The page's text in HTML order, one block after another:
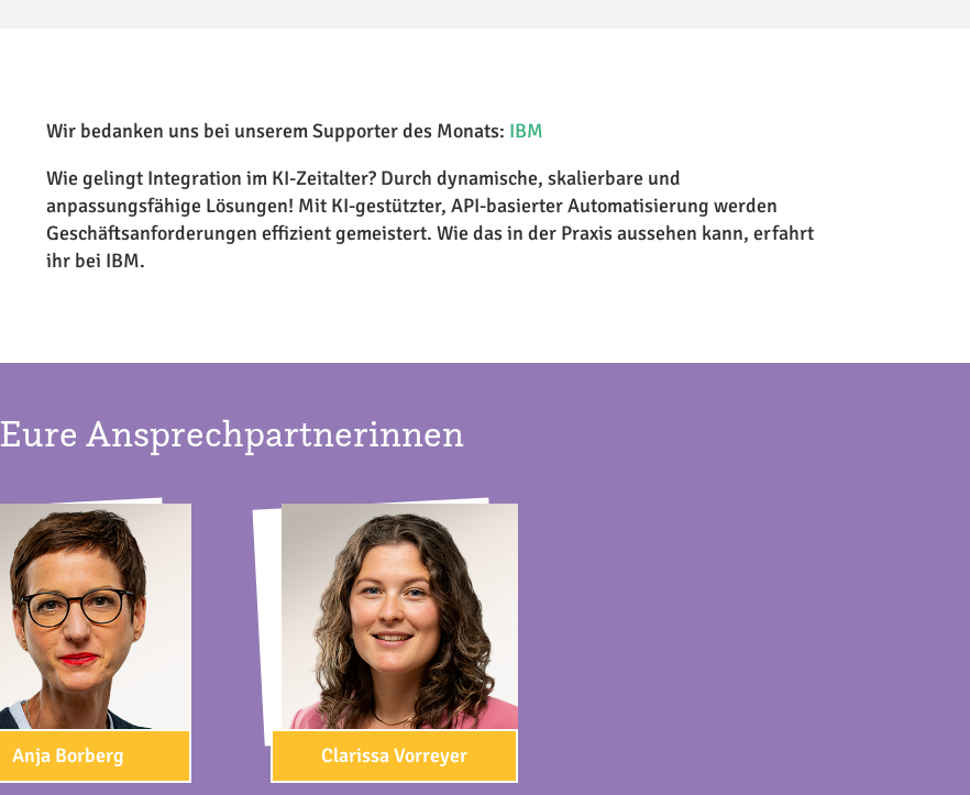
Wir bedanken uns bei unserem Supporter des Monats: IBM
Wie gelingt Integration im KI-Zeitalter? Durch dynamische, skalierbare und
anpassungsfähige Lösungen! Mit KI-gestützter, API-basierter Automatisierung werden
Geschäftsanforderungen effizient gemeistert. Wie das in der Praxis aussehen kann, erfahrt
ihr bei IBM.
Eure Ansprechpartnerinnen
Anja Borberg Clarissa Vorreyer